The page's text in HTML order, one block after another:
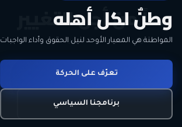
وطنٌ لكل أهله
المواطنة هي المعيار الأوحد لنيل الحقوق وأداء الواجبات
تعرّف على الحركة
برنامجنا السياسي
معاً من أجل التغيير
الحرية • الوحدة • السلام • الديمقراطية
انضم للحركة
اتصل بنا